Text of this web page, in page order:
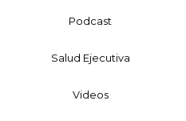
Podcast
Salud Ejecutiva
Videos